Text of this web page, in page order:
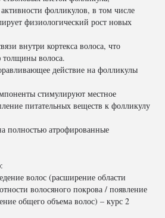
фолликулов, в том числе
физиологический рост новых
внутри кортекса волоса, что
толщины волоса.
действие на фолликулы
стимулируют местное
питательных веществ к фолликулу
полностью атрофированные
волос (расширение области
волосяного покрова / появление
общего объема волос) – курс 2